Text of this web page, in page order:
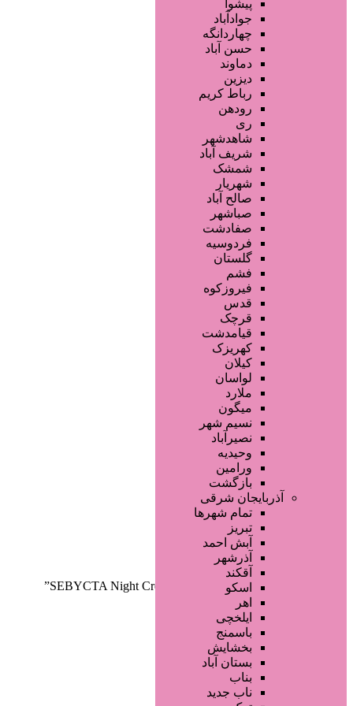
محصولات پوست
محصولات مو
خدمات دندانپزشکی
ماساژ و اسپا
خدمات لیزر و رفع موهای زائد
سایر خدمات
پیشوا
جوادآباد
چهاردانگه
حسن آباد
دماوند
دیزین
رباط کریم
رودهن
ری
شاهدشهر
شریف آباد
شمشک
شهریار
صالح آباد
صباشهر
صفادشت
فردوسیه
گلستان
فشم
فیروزکوه
قدس
قرچک
قیامدشت
کهریزک
کیلان
لواسان
ملارد
میگون
نسیم شهر
نصیرآباد
وحیدیه
ورامین
بازگشت
آذربایجان شرقی
تمام شهر‌ها
تبریز
آبش احمد
آذرشهر
آقکند
اسکو
اهر
ایلخچی
باسمنج
بخشایش
بستان آباد
بناب
ناب جدید
صفحه اصلی
آگهی انبوه
طراحی سایت
صفحه اختصاصی
لیست سایتهای تبلیغاتی
دسته‌بندی‌ها
/ محصولات برچسب خورده “SEBYCTA Night Cream”